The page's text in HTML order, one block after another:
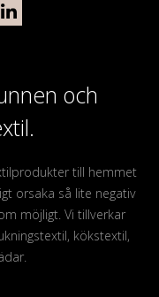
och
till hemmet
orsaka så lite negativ
möjligt. Vi tillverkar
kökstextil,